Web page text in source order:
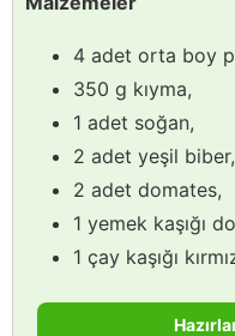
4 adet orta boy
350 g kıyma,
1 adet soğan,
2 adet yeşil biber,
2 adet domates,
1 yemek kaşığı
1 çay kaşığı